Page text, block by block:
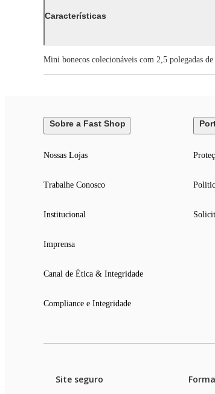
Características
Mini bonecos colecionáveis com 2,5 polegadas
Sobre a Fast Shop
Nossas Lojas
Trabalhe Conosco
Institucional
Imprensa
Canal de Ética & Integridade
Compliance e Integridade
Site seguro